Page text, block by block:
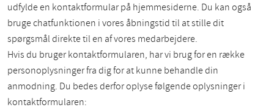
udfylde en kontaktformular på hjemmesiderne. Du kan også
bruge chatfunktionen i vores åbningstid til at stille dit
spørgsmål direkte til en af vores medarbejdere.
Hvis du bruger kontaktformularen, har vi brug for en række
personoplysninger fra dig for at kunne behandle din
anmodning. Du bedes derfor oplyse følgende oplysninger i
kontaktformularen: